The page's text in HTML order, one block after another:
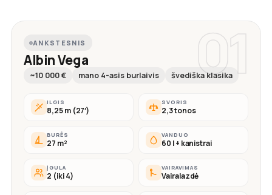
01
ANKSTESNIS
Albin Vega
~10 000 € mano 4-asis burlaivis švediška klasika
ILGIS
8,25 m (27′)
SVORIS
2,3 tonos
BURĖS
27 m²
VANDUO
60 l + kanistrai
ĮGULA
2 (iki 4)
VAIRAVIMAS
Vairalazdė